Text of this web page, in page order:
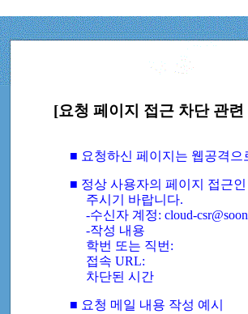
[요청 페이지 접근 차단 관
■ 요청하신 페이지는 웹공격
■ 정상 사용자의 페이지 접근
주시기 바랍니다.
-수신자 계정: cloud-
-작성 내용
학번 또는 직번:
접속 URL:
차단된 시간
■ 요청 메일 내용 작성 예시